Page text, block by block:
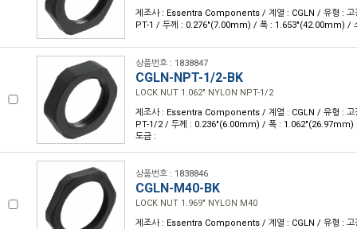
제조사 : Essentra Components / 계열 : CGLN / 유형 : 고
PT-1 / 두께 : 0.276"(7.00mm) / 폭 : 1.653"(42.00mm) /
상품번호 : 1838847
CGLN-NPT-1/2-BK
LOCK NUT 1.062" NYLON NPT-1/2
제조사 : Essentra Components / 계열 : CGLN / 유형 : 고
PT-1/2 / 두께 : 0.236"(6.00mm) / 폭 : 1.062"(26.97mm)
도금 :
상품번호 : 1838846
CGLN-M40-BK
LOCK NUT 1.969" NYLON M40
제조사 : Essentra Components / 계열 : CGLN / 유형 : 고